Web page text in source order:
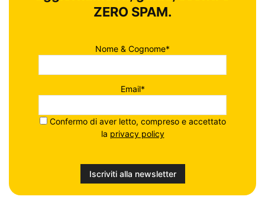
ZERO SPAM.
Nome & Cognome*
Email*
Confermo di aver letto, compreso e accettato
la privacy policy